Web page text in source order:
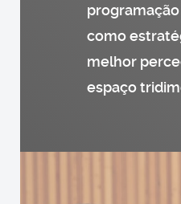
como
melhor
espaço